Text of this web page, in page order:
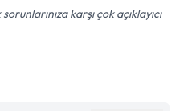
karşı çok açıklayıcı